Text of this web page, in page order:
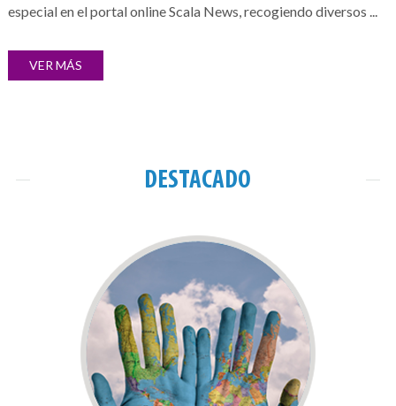
especial en el portal online Scala News, recogiendo diversos ...
VER MÁS
DESTACADO